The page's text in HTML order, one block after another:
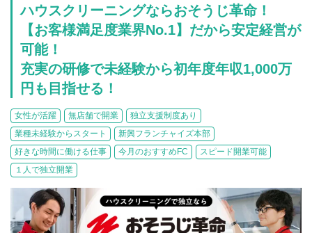
無店舗系
小売業
介護・福祉業
海外FC本部
インターン独立・社員募集
501万円～1000万円
1001万円以上
甲信越・北陸
関東
東海
四国
中国
九州・沖縄
介護
塾
飲食
リペアクリーニング
100万以下で開業
夫婦で開業
脱サラで開業
法人様オススメ
イベント
お役立ち情報コラム
ハウスクリーニングならおそうじ革命！
【お客様満足度業界No.1】だから安定経営が
可能！
充実の研修で未経験から初年度年収1,000万
円も目指せる！
女性が活躍 無店舗で開業
独立支援制度あり
業種未経験からスタート
新興フランチャイズ本部
好きな時間に働ける仕事
今月のおすすめFC
スピード開業可能
１人で独立開業